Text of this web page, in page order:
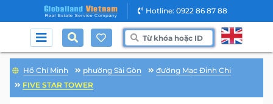
Hotline: 0922 86 87 88
Hồ Chí Minh phường Sài Gòn
đường Mạc Đỉnh Chi
FIVE STAR TOWER